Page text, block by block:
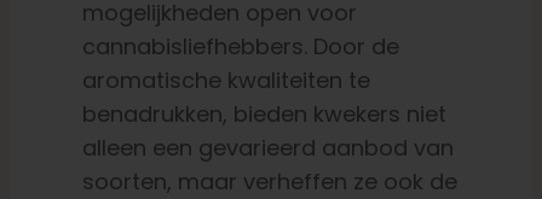
mogelijkheden open voor
cannabisliefhebbers. Door de
aromatische kwaliteiten te
benadrukken, bieden kwekers niet
alleen een gevarieerd aanbod van
soorten, maar verheffen ze ook de